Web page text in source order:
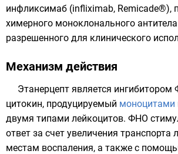
инфликсимаб (infliximab, Remicade®),
химерного моноклонального
разрешенного для клинического
Механизм действия
Этанерцепт является
цитокин, продуцируемый моноцитами
двумя типами лейкоцитов. ФНО
ответ за счет увеличения транспорта
местам воспаления, а также с